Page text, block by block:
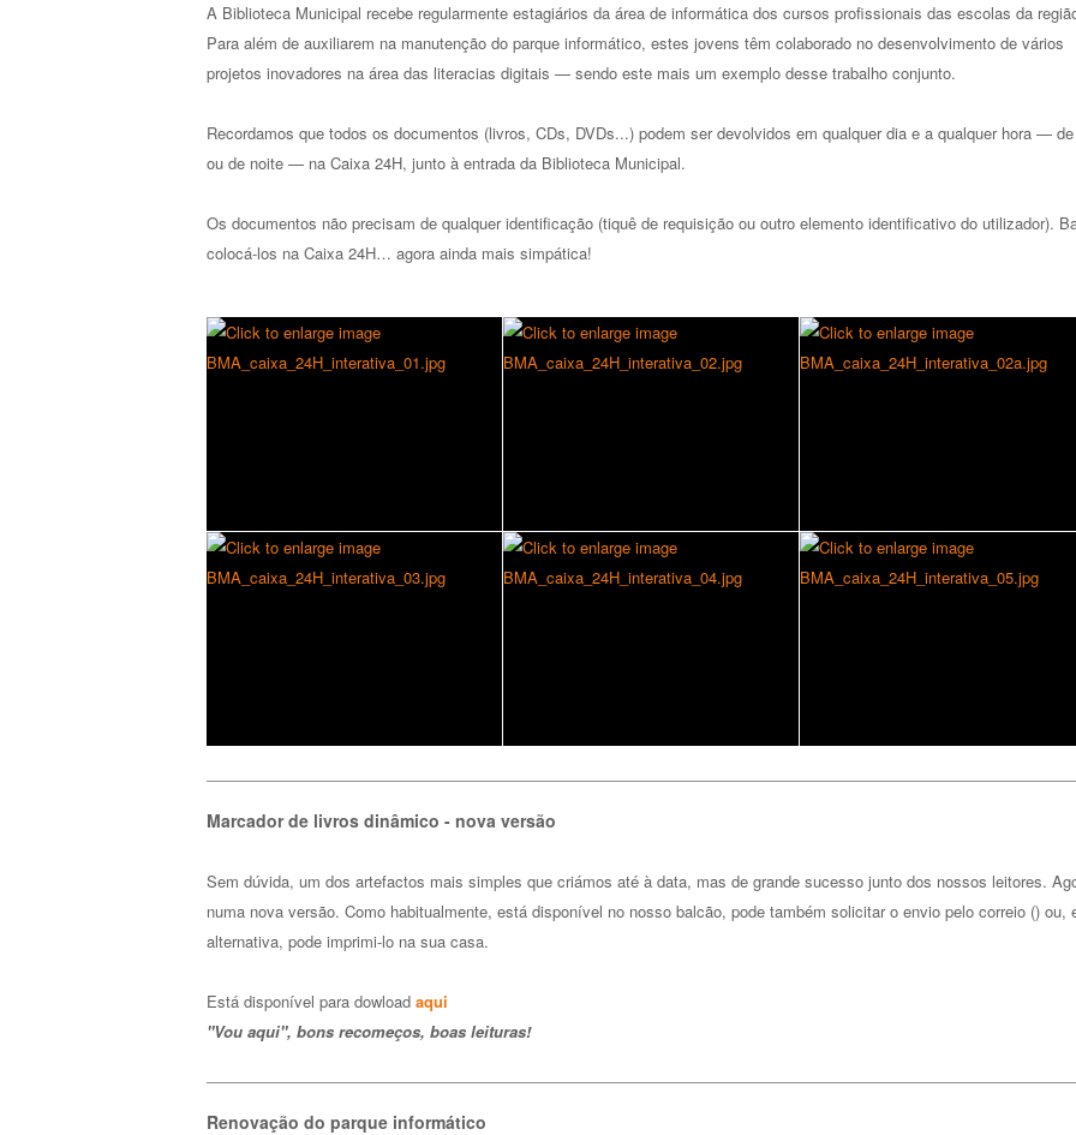
A Biblioteca Municipal recebe regularmente estagiários da área de informática dos cursos profissionais das escolas da
Para além de auxiliarem na manutenção do parque informático, estes jovens têm colaborado no desenvolvimento de vários
projetos inovadores na área das literacias digitais — sendo este mais um exemplo desse trabalho conjunto.
Recordamos que todos os documentos (livros, CDs, DVDs...) podem ser devolvidos em qualquer dia e a qualquer hora —
ou de noite — na Caixa 24H, junto à entrada da Biblioteca Municipal.
Os documentos não precisam de qualquer identificação (tiquê de requisição ou outro elemento identificativo do utilizador).
colocá-los na Caixa 24H… agora ainda mais simpática!
Marcador de livros dinâmico - nova versão
Sem dúvida, um dos artefactos mais simples que criámos até à data, mas de grande sucesso junto dos nossos leitores.
numa nova versão. Como habitualmente, está disponível no nosso balcão, pode também solicitar o envio pelo correio () ou,
alternativa, pode imprimi-lo na sua casa.
Está disponível para dowload aqui
"Vou aqui", bons recomeços, boas leituras!
Renovação do parque informático